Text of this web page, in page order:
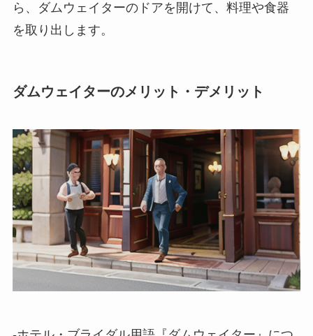
ら、ダムウェイターのドアを開けて、料理や食器
を取り出します。
ダムウェイターのメリット・デメリット